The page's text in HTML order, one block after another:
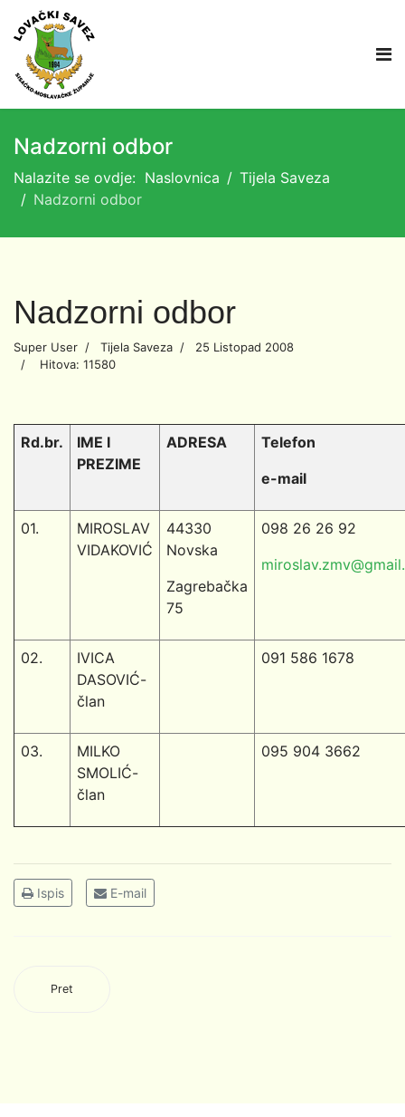
Nadzorni odbor
Nalazite se ovdje: Naslovnica
Tijela Saveza
Nadzorni odbor
Nadzorni odbor
Super User Tijela Saveza
25 Listopad 2008
Hitova: 11580
Rd.br.
IME I
PREZIME
ADRESA
Telefon
e-mail
01.
MIROSLAV
VIDAKOVIĆ
44330
Novska
Zagrebačka
75
098 26 26 92
02.
IVICA
DASOVIĆ-
član
091 586 1678
03.
MILKO
SMOLIĆ-
član
095 904 3662
Ispis E-mail
Pret